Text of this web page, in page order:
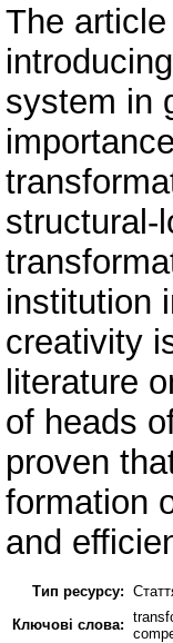
The
system in
structural-
institution
creativity
literature
of heads
proven
formation
and
Тип ресурсу:
Ключові слова: